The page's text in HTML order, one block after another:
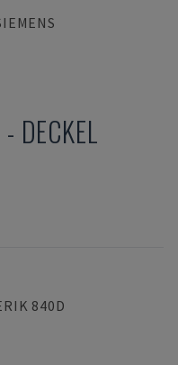
- DECKEL
840D